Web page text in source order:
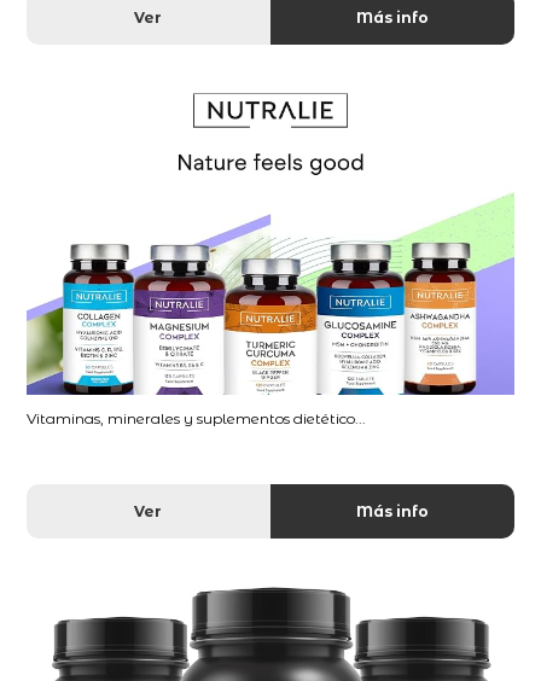
Ver Más info
Vitaminas, minerales y suplementos dietético...
Ver Más info